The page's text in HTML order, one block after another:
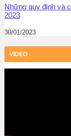
Những quy định và
2023
30/01/2023
VIDEO